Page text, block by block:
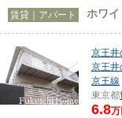
賃貸｜アパート ホワ
京王井
京王井
京王線
東京都
6.8万